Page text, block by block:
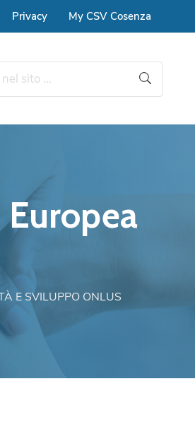
Privacy My CSV Cosenza
E SVILUPPO ONLUS